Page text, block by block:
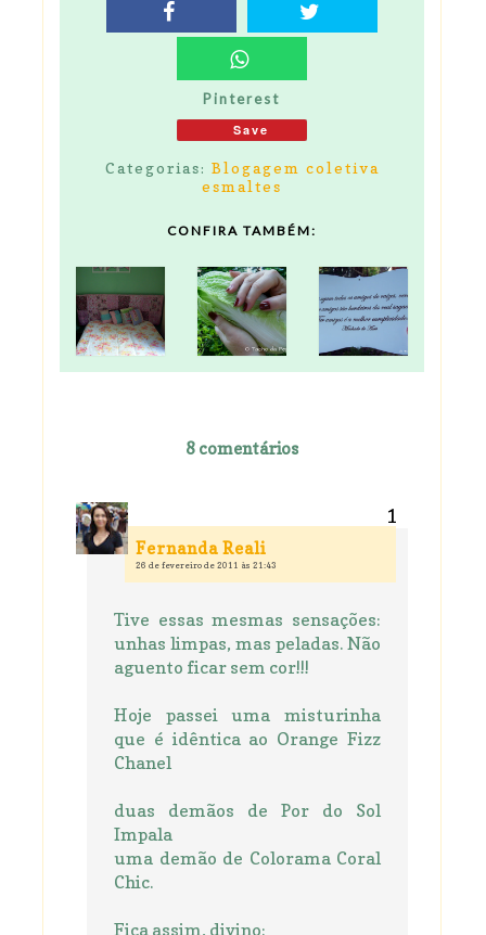
Pinterest
Save
Categorias: Blogagem coletiva
esmaltes
CONFIRA TAMBÉM:
8 comentários
Fernanda Reali
26 de fevereiro de 2011 às 21:43
Tive essas mesmas sensações:
unhas limpas, mas peladas. Não
aguento ficar sem cor!!!
Hoje passei uma misturinha
que é idêntica ao Orange Fizz
Chanel
duas demãos de Por do Sol
Impala
uma demão de Colorama Coral
Chic.
Fica assim, divino: